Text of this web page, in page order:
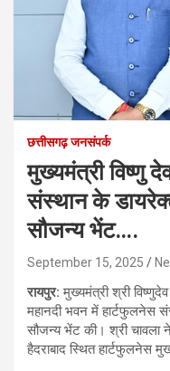
छत्तीसगढ़ जनसंपर्क
मुख्यमंत्री विष्णु
संस्थान के
सौजन्य भेंट….
September 15, 2025
रायपुर:मुख्यमंत्री श्री
महानदी भवन में हार्टफुलनेस
सौजन्य भेंट की। श्री चावला
हैदराबाद स्थित हार्टफुलनेस